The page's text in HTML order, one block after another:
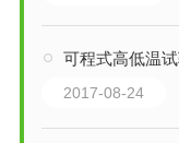
可程式高低温
2017-08-24